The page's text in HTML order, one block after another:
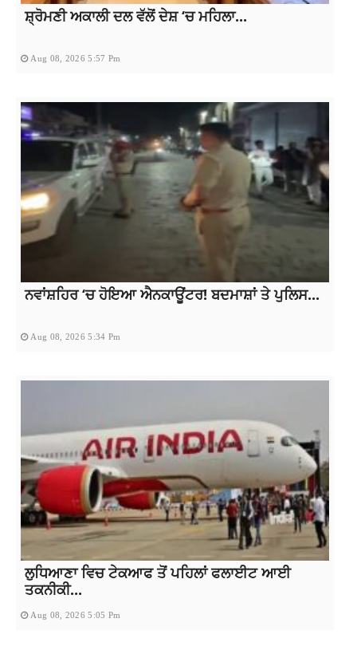
ਸ਼੍ਰੋਮਣੀ ਅਕਾਲੀ ਦਲ ਵੱਲੋਂ ਦੇਸ਼ ‘ਚ ਮਹਿਲਾ...
Aug 08, 2026 5:57 Pm
ਨਵਾਂਸ਼ਹਿਰ ‘ਚ ਹੋਇਆ ਐਨਕਾਊਂਟਰ! ਬਦਮਾਸ਼ਾਂ ਤੇ ਪੁਲਿਸ...
Aug 08, 2026 5:34 Pm
ਲੁਧਿਆਣਾ ਵਿਚ ਟੇਕਆਫ ਤੋਂ ਪਹਿਲਾਂ ਫਲਾਈਟ ਆਈ
ਤਕਨੀਕੀ...
Aug 08, 2026 5:05 Pm